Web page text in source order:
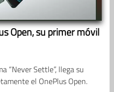
Open, su primer móvil
“Never Settle”, llega su
el OnePlus Open.